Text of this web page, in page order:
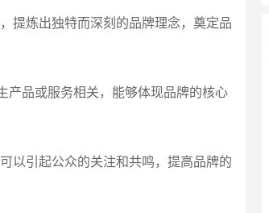
提炼出独特而深刻的品牌理念，奠定品
产品或服务相关，能够体现品牌的核心
以引起公众的关注和共鸣，提高品牌的